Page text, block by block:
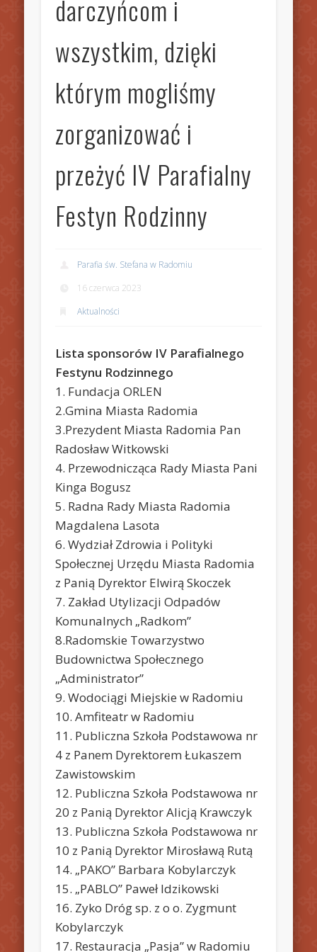
darczyńcom i
wszystkim, dzięki
którym mogliśmy
zorganizować i
przeżyć IV Parafialny
Festyn Rodzinny
Parafia św. Stefana w Radomiu
16 czerwca 2023
Aktualności
Lista sponsorów IV Parafialnego
Festynu Rodzinnego
1. Fundacja ORLEN
2.Gmina Miasta Radomia
3.Prezydent Miasta Radomia Pan
Radosław Witkowski
4. Przewodnicząca Rady Miasta Pani
Kinga Bogusz
5. Radna Rady Miasta Radomia
Magdalena Lasota
6. Wydział Zdrowia i Polityki
Społecznej Urzędu Miasta Radomia
z Panią Dyrektor Elwirą Skoczek
7. Zakład Utylizacji Odpadów
Komunalnych „Radkom”
8.Radomskie Towarzystwo
Budownictwa Społecznego
„Administrator”
9. Wodociągi Miejskie w Radomiu
10. Amfiteatr w Radomiu
11. Publiczna Szkoła Podstawowa nr
4 z Panem Dyrektorem Łukaszem
Zawistowskim
12. Publiczna Szkoła Podstawowa nr
20 z Panią Dyrektor Alicją Krawczyk
13. Publiczna Szkoła Podstawowa nr
10 z Panią Dyrektor Mirosławą Rutą
14. „PAKO” Barbara Kobylarczyk
15. „PABLO” Paweł Idzikowski
16. Zyko Dróg sp. z o o. Zygmunt
Kobylarczyk
17. Restauracja „Pasja” w Radomiu